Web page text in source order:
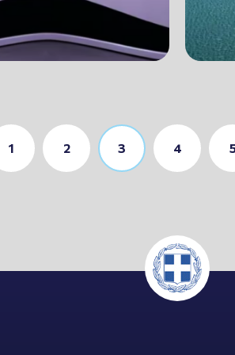
1 2 3 4